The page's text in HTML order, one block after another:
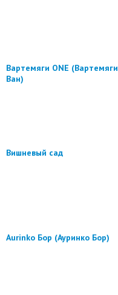
Вартемяги ONE (Вартемяги
Ван)
Вишневый сад
Aurinko Бор (Ауринко Бор)